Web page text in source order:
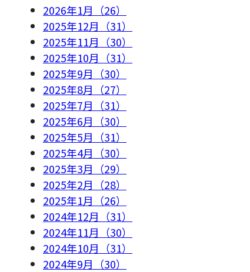
2026年1月（26）
2025年12月（31）
2025年11月（30）
2025年10月（31）
2025年9月（30）
2025年8月（27）
2025年7月（31）
2025年6月（30）
2025年5月（31）
2025年4月（30）
2025年3月（29）
2025年2月（28）
2025年1月（26）
2024年12月（31）
2024年11月（30）
2024年10月（31）
2024年9月（30）